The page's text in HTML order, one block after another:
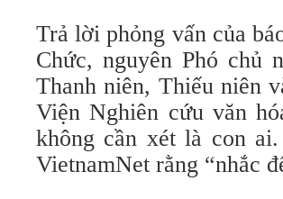
Trả lời phỏng vấn của
Chức, nguyên Phó chủ
Thanh niên, Thiếu niên
Viện Nghiên cứu văn
không cần xét là con
VietnamNet rằng “nhắc